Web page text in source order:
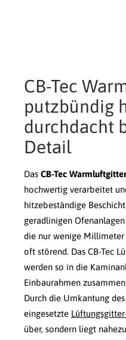
CB-Tec
putzbündig
durchdacht
Detail
Das CB-Tec
hochwertig verarbeitet
hitzebeständige
geradlinigen
die nur wenige Millimeter
oft störend. Das CB-Tec
werden so in die
Einbaurahmen
Durch die Umkantung
eingesetzte
über, sondern liegt